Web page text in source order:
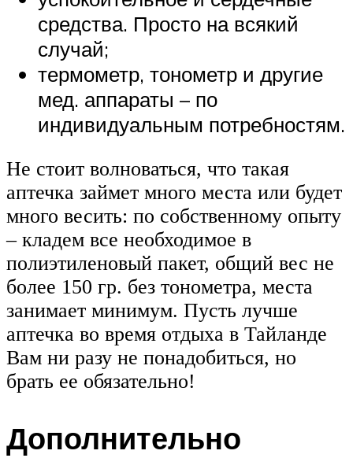
средства. Просто на всякий
случай;
термометр, тонометр и другие
мед. аппараты – по
индивидуальным потребностям.
Не стоит волноваться, что такая
аптечка займет много места или будет
много весить: по собственному опыту
– кладем все необходимое в
полиэтиленовый пакет, общий вес не
более 150 гр. без тонометра, места
занимает минимум. Пусть лучше
аптечка во время отдыха в Тайланде
Вам ни разу не понадобиться, но
брать ее обязательно!
Дополнительно